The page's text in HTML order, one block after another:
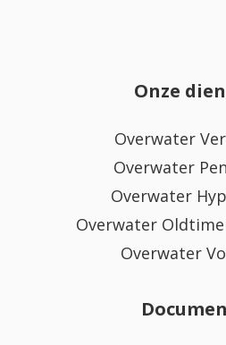
Onze
Overwater
Overwater
Overwater
Overwater
Overwater